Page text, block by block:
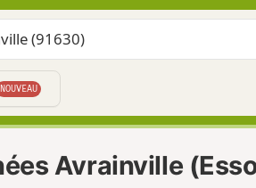
NOUVEAU
Avrainville